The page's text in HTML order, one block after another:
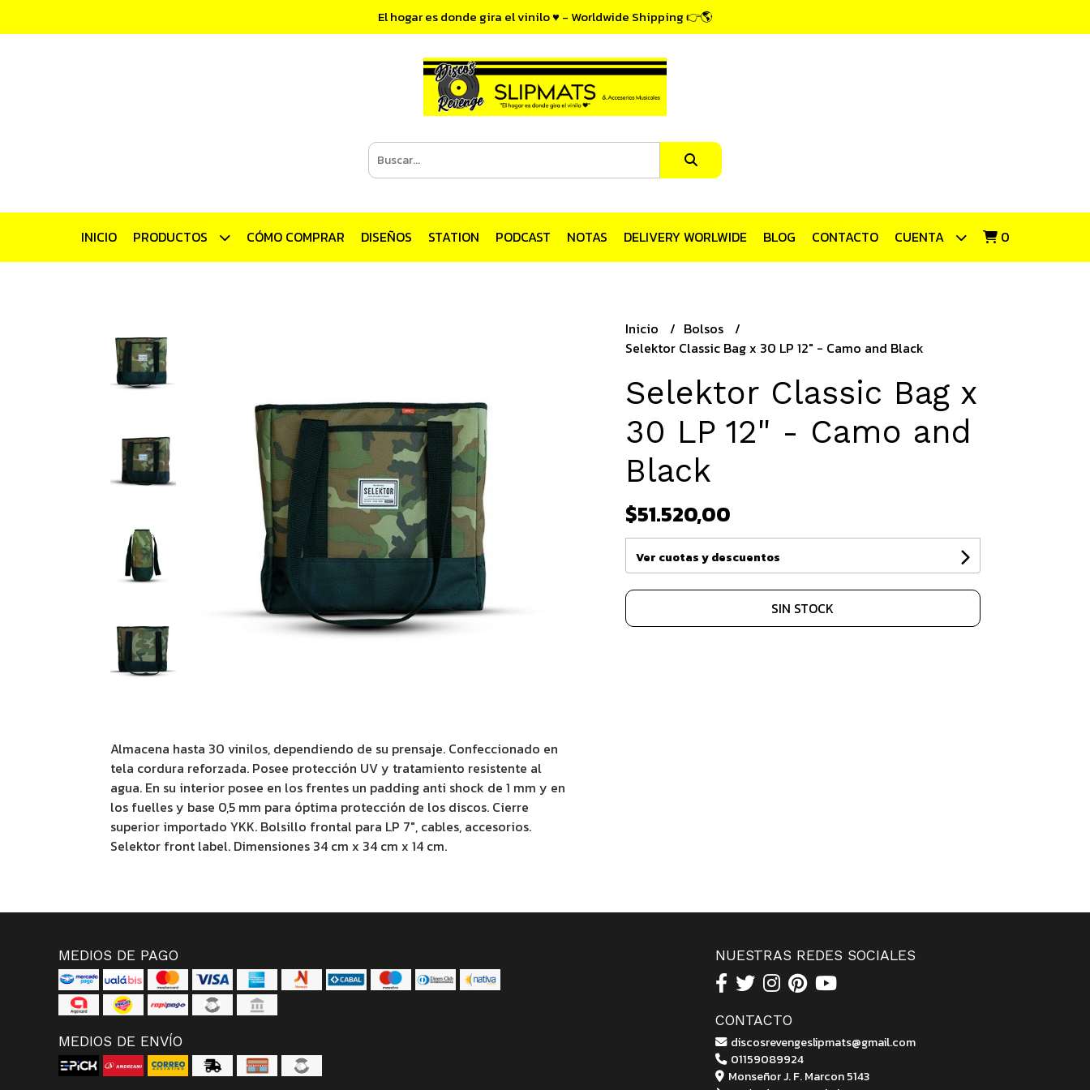
El hogar es donde gira el vinilo ♥ - Worldwide Shipping 👉🌎
INICIO PRODUCTOS CÓMO COMPRAR DISEÑOS STATION PODCAST NOTAS DELIVERY WORLWIDE BLOG CONTACTO CUENTA 0
Almacena hasta 30 vinilos, dependiendo de su prensaje. Confeccionado en
tela cordura reforzada. Posee protección UV y tratamiento resistente al
agua. En su interior posee en los frentes un padding anti shock de 1 mm y en
los fuelles y base 0,5 mm para óptima protección de los discos. Cierre
superior importado YKK. Bolsillo frontal para LP 7", cables, accesorios.
Selektor front label. Dimensiones 34 cm x 34 cm x 14 cm.
Inicio
Bolsos
Selektor Classic Bag x 30 LP 12" - Camo and Black
Selektor Classic Bag x
30 LP 12" - Camo and
Black
$51.520,00
Ver cuotas y descuentos
SIN STOCK
MEDIOS DE PAGO
MEDIOS DE ENVÍO
NUESTRAS REDES SOCIALES
CONTACTO
discosrevengeslipmats@gmail.com
01159089924
Monseñor J. F. Marcon 5143